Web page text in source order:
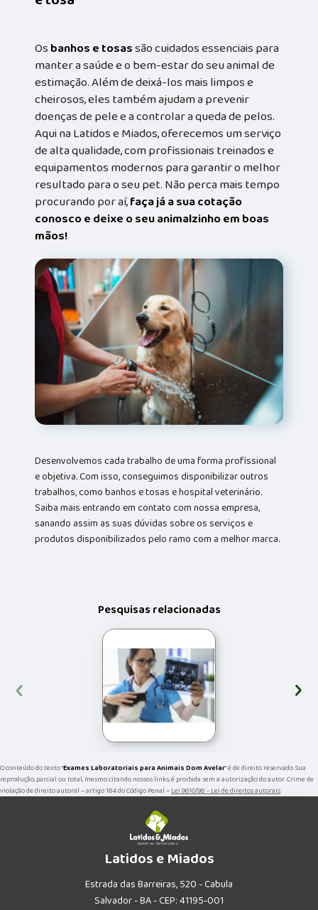
Osbanhos e tosassão cuidados essenciais para
manter a saúde e o bem-estar do seu animal de
estimação. Além de deixá-los mais limpos e
cheirosos, eles também ajudam a prevenir
doenças de pele e a controlar a queda de pelos.
Aqui na Latidos e Miados, oferecemos um serviço
de alta qualidade, com profissionais treinados e
equipamentos modernos para garantir o melhor
resultado para o seu pet. Não perca mais tempo
procurando por aí,faça já a sua cotação
conosco e deixe o seu animalzinho em boas
mãos!
Desenvolvemos cada trabalho de uma forma profissional
e objetiva. Com isso, conseguimos disponibilizar outros
trabalhos, como banhos e tosas e hospital veterinário.
Saiba mais entrando em contato com nossa empresa,
sanando assim as suas dúvidas sobre os serviços e
produtos disponibilizados pelo ramo com a melhor marca.
Pesquisas relacionadas
‹ ›
O conteúdo do texto "Exames Laboratoriais para Animais Dom Avelar" é de direito reservado. Sua
reprodução, parcial ou total, mesmo citando nossos links, é proibida sem a autorização do autor. Crime de
violação de direito autoral – artigo 184 do Código Penal –Lei 9610/98 - Lei de direitos autorais.
Latidos e Miados
Estrada das Barreiras, 520 - Cabula
Salvador - BA - CEP: 41195-001